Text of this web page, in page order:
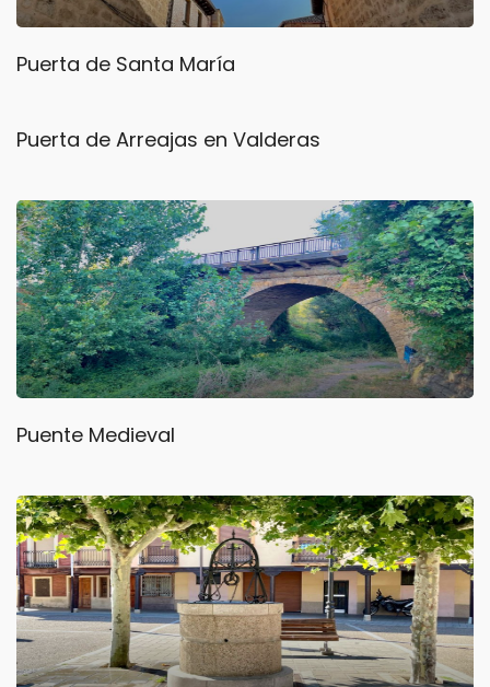
Puerta de Santa María
Puerta de Arreajas en Valderas
Puente Medieval